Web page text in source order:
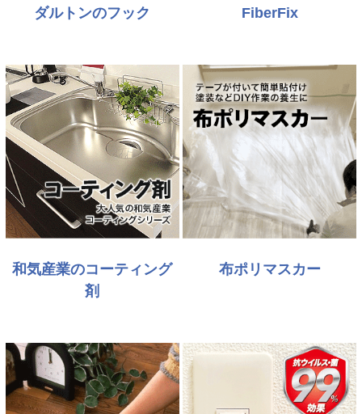
ダルトンのフック FiberFix
和気産業のコーティング
剤
布ポリマスカー